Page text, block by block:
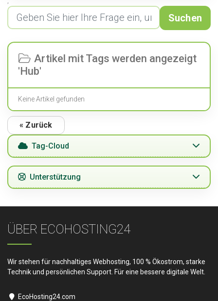
Suchen
Artikel mit Tags werden angezeigt
'Hub'
Keine Artikel gefunden
« Zurück
Tag-Cloud
Unterstützung
ÜBER ECOHOSTING24
Wir stehen für nachhaltiges Webhosting, 100 % Ökostrom, starke
Technik und persönlichen Support. Für eine bessere digitale Welt.
EcoHosting24.com